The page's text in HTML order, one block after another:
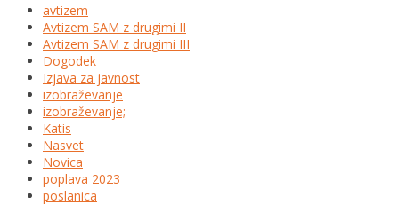
avtizem
Avtizem SAM z drugimi II
Avtizem SAM z drugimi III
Dogodek
Izjava za javnost
izobraževanje
izobraževanje;
Katis
Nasvet
Novica
poplava 2023
poslanica